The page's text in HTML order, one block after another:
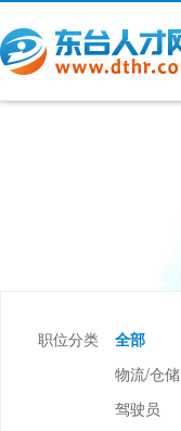
职位分类 全部
物流/仓储
驾驶员